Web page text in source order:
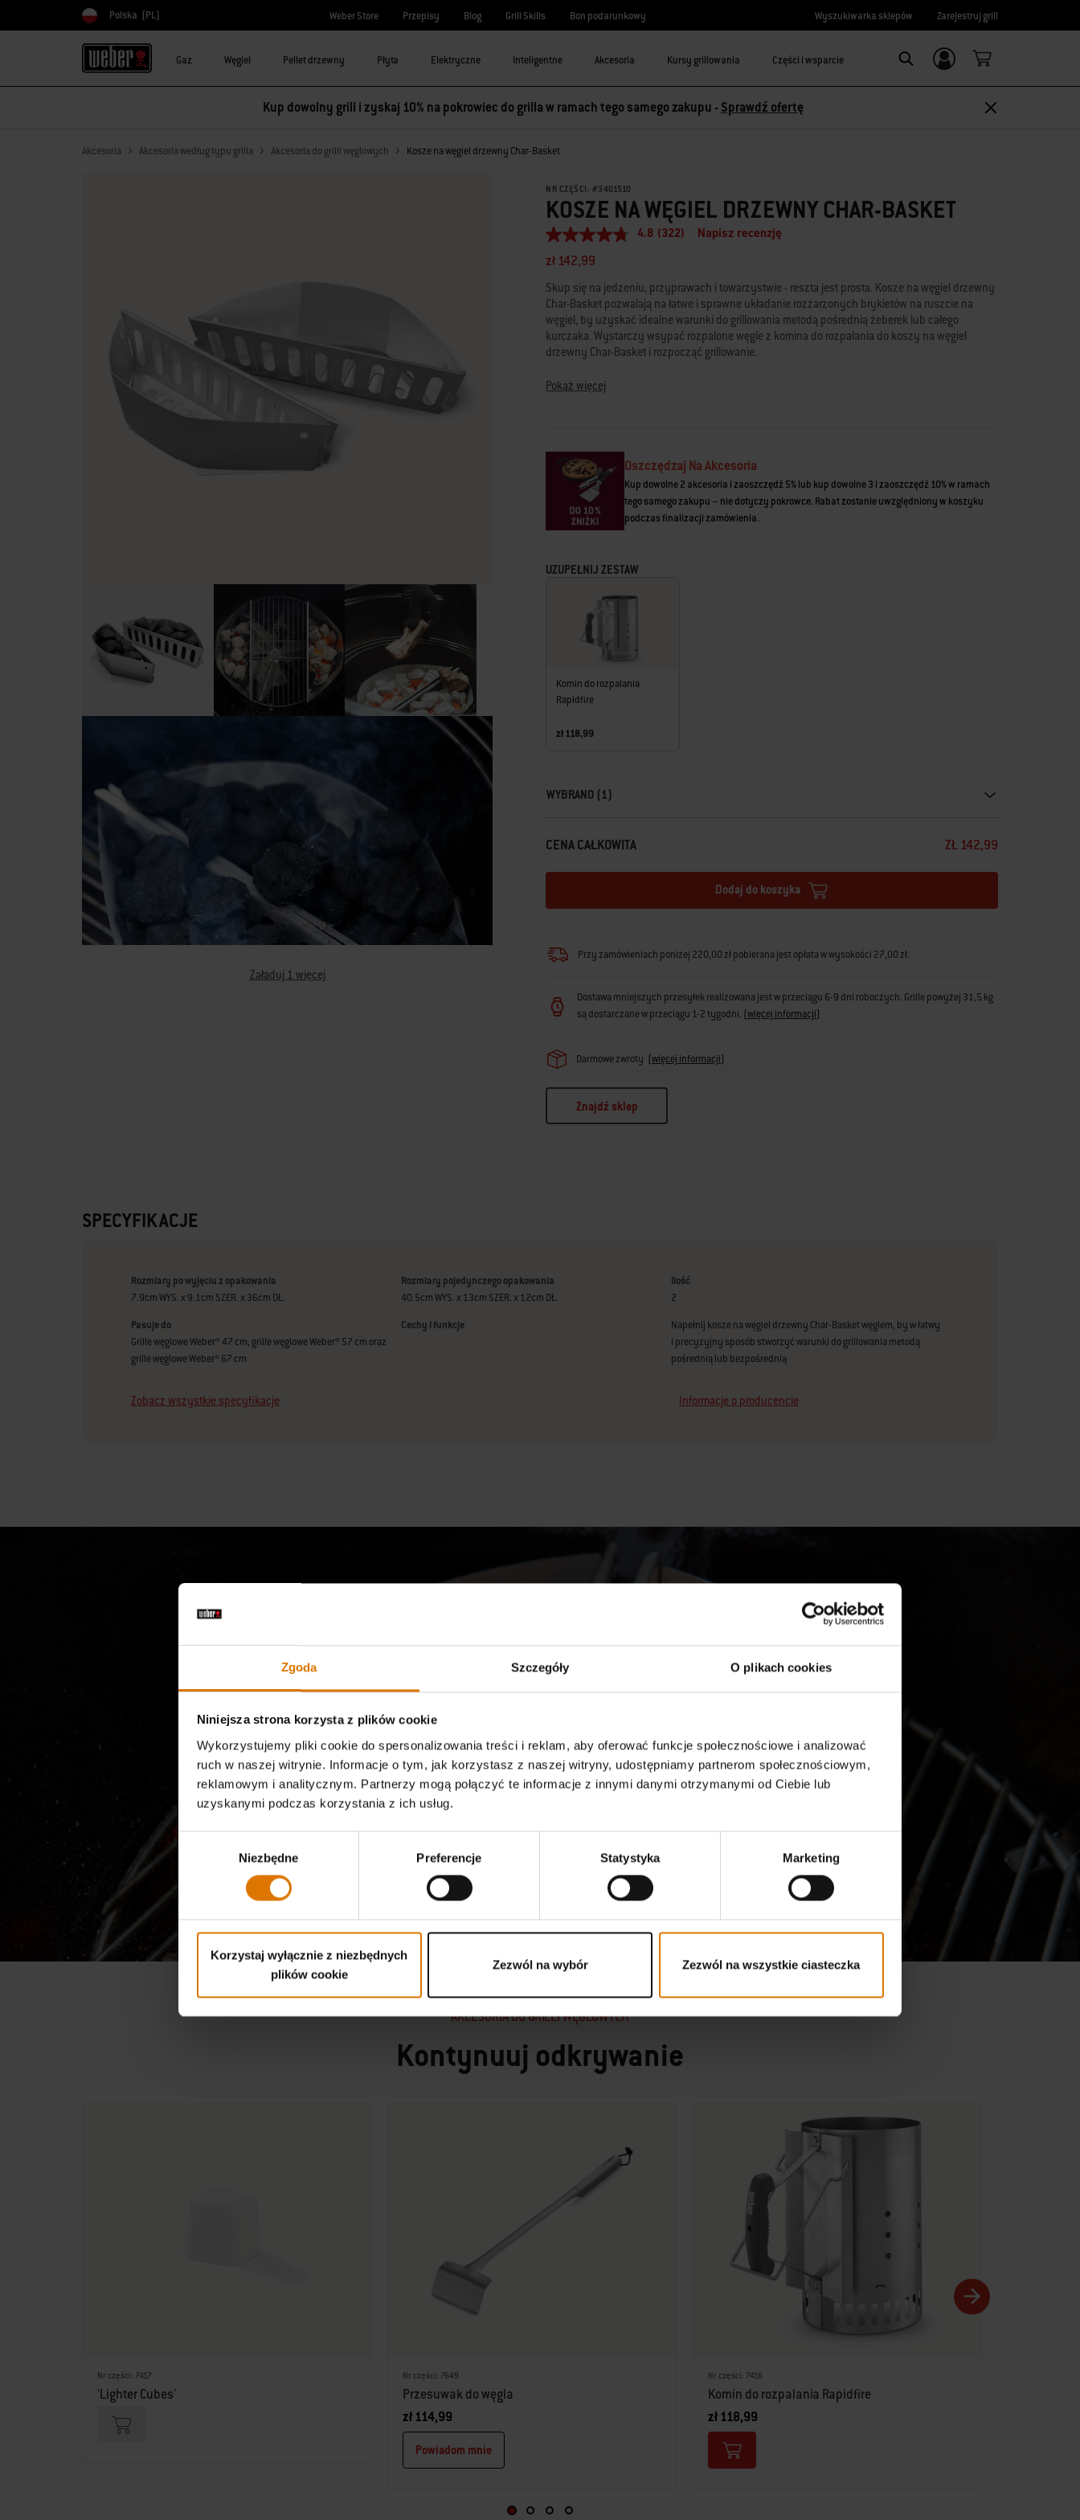
Zgoda Szczegóły O plikach cookies
Niniejsza strona korzysta z plików cookie
Wykorzystujemy pliki cookie do spersonalizowania treści i reklam, aby oferować funkcje społecznościowe i analizować
ruch w naszej witrynie. Informacje o tym, jak korzystasz z naszej witryny, udostępniamy partnerom społecznościowym,
reklamowym i analitycznym. Partnerzy mogą połączyć te informacje z innymi danymi otrzymanymi od Ciebie lub
uzyskanymi podczas korzystania z ich usług.
Niezbędne Preferencje Statystyka Marketing
Korzystaj wyłącznie z niezbędnych
plików cookie
Zezwól na wybór Zezwól na wszystkie ciasteczka
Wybierz kraj
Polska (PL) Weber Store Przepisy Blog Grill Skills Bon podarunkowy Wyszukiwarka sklepów Zarejestruj grill
Gaz Węgiel Pellet drzewny Płyta Elektryczne Inteligentne Akcesoria Kursy grillowania Części i wsparcie
Logowanie/
rejestracja
Kup dowolny grill i zyskaj 10% na pokrowiec do grilla w ramach tego samego zakupu - Sprawdź ofertę
Akcesoria Akcesoria według typu grilla Akcesoria do grilli węglowych Kosze na węgiel drzewny Char-Basket
Załaduj 1 więcej
NR CZĘŚCI: #3401510
KOSZE NA WĘGIEL DRZEWNY CHAR-BASKET
4.8
5
średnia
wartość
oceny.
Read
322
Reviews.
do
tej
4.8 (322) Napisz recenzję
zł 142,99
Skup się na jedzeniu, przyprawach i towarzystwie - reszta jest prosta. Kosze na węgiel drzewny
Char-Basket pozwalają na łatwe i sprawne układanie rozżarzonych brykietów na ruszcie na
węgiel, by uzyskać idealne warunki do grillowania metodą pośrednią żeberek lub całego
kurczaka. Wystarczy wsypać rozpalone węgle z komina do rozpalania do koszy na węgiel
drzewny Char-Basket i rozpocząć grillowanie.
Pokaż więcej
Oszczędzaj Na Akcesoria
Kup dowolne 2 akcesoria i zaoszczędź 5% lub kup dowolne 3 i zaoszczędź 10% w ramach
tego samego zakupu – nie dotyczy pokrowce. Rabat zostanie uwzględniony w koszyku
podczas finalizacji zamówienia.
UZUPEŁNIJ ZESTAW
Komin do rozpalania
Rapidfire
zł 118,99
WYBRANO (1)
CENA CAŁKOWITA ZŁ 142,99
Dodaj do koszyka
Przy zamówieniach poniżej 220,00 zł pobierana jest opłata w wysokości 27,00 zł.
Dostawa mniejszych przesyłek realizowana jest w przeciągu 6-9 dni roboczych. Grille powyżej 31,5 kg
są dostarczane w przeciągu 1-2 tygodni. (więcej informacji)
Darmowe zwroty (więcej informacji)
Znajdź sklep
SPECYFIKACJE
Rozmiary po wyjęciu z opakowania
7.9cm WYS. x 9.1cm SZER. x 36cm DŁ.
Rozmiary pojedynczego opakowania
40.5cm WYS. x 13cm SZER. x 12cm DŁ.
Ilość
2
Pasuje do
Grille węglowe Weber® 47 cm, grille węglowe Weber® 57 cm oraz
grille węglowe Weber® 67 cm
Cechy i funkcje
Napełnij kosze na węgiel drzewny Char-Basket węglem, by w łatwy
i precyzyjny sposób stworzyć warunki do grillowania metodą
pośrednią lub bezpośrednią
Zobacz wszystkie specyfikacje Informacje o producencie
Łatwe grillowanie na węglu drzewnym
Odtwórz film
AKCESORIA DO GRILLI WĘGLOWYCH
Kontynuuj odkrywanie
Nr części: 7417
'Lighter Cubes'
Nr części: 7649
Przesuwak do węgla
zł 114,99
Powiadom mnie
Nr części: 7416
Komin do rozpalania Rapidfire
zł 118,99